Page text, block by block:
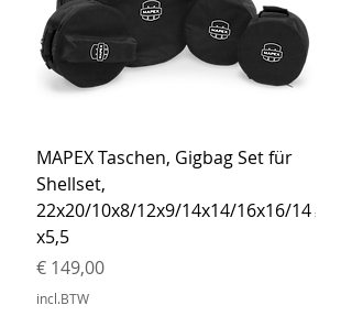
MAPEX Taschen, Gigbag Set für
Shellset,
22x20/10x8/12x9/14x14/16x16/14
x5,5
Prijs
€ 149,00
incl.BTW
Prijs
€